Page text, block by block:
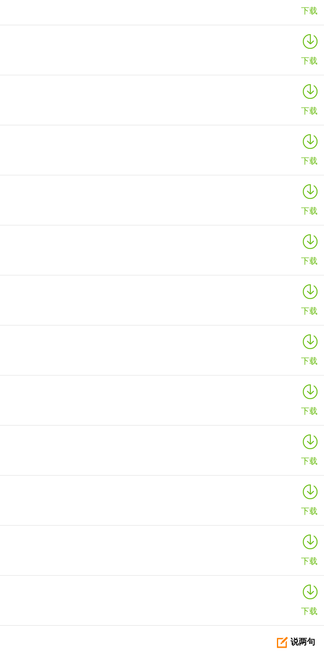
，与其他军团成员一起抢夺城池归属权。
下载
下载
下载
下载
下载
下载
下载
下载
下载
下载
下载
下载
下载
说两句